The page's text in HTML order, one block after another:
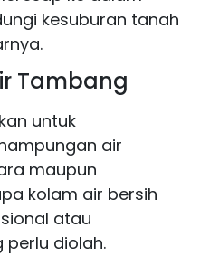
kesuburan tanah
Tambang
untuk
air
maupun
kolam air bersih
atau
diolah.